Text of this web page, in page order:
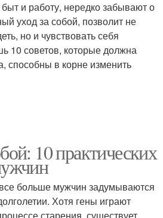
и работу, нередко забывают о
уход за собой, позволит не
но и чувствовать себя
10 советов, которые должна
способны в корне изменить
10 практических
больше мужчин задумываются
Хотя гены играют